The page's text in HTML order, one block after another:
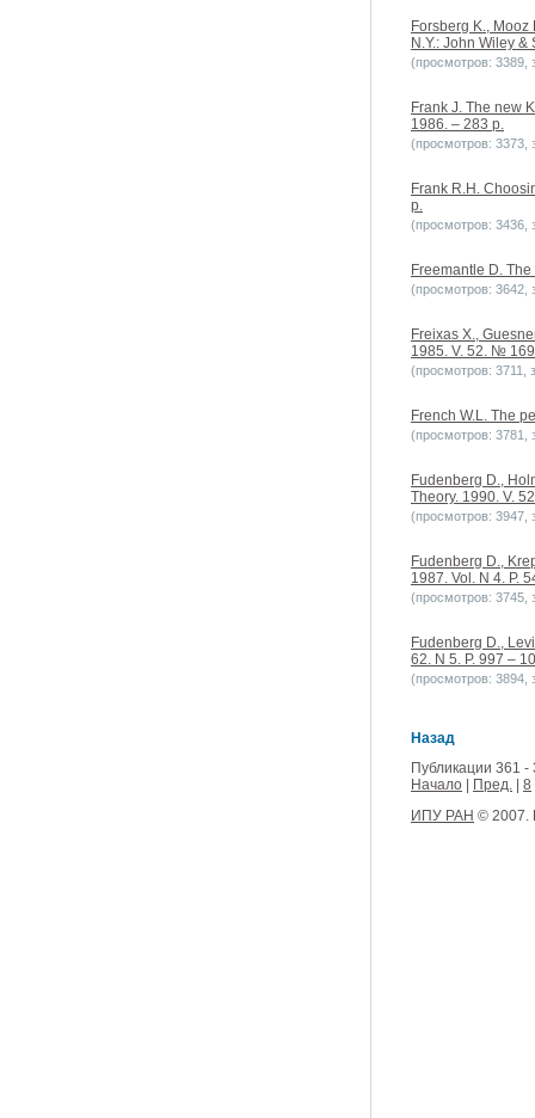
Forsberg K.,
N.Y.: John Wiley &
(просмотров: 3389,
Frank J. The new
1986. – 283 p.
(просмотров: 3373,
Frank R.H.
p.
(просмотров: 3436,
Freemantle D.
(просмотров: 3642,
Freixas X.,
1985. V. 52. №
(просмотров: 3711,
French W.L. The
(просмотров: 3781,
Fudenberg D.,
Theory. 1990. V.
(просмотров: 3947,
Fudenberg D.,
1987. Vol. N 4. P.
(просмотров: 3745,
Fudenberg D.,
62. N 5. P. 997 –
(просмотров: 3894,
Назад
Публикации 361 -
Начало
Пред.
8
ИПУ РАН © 2007.